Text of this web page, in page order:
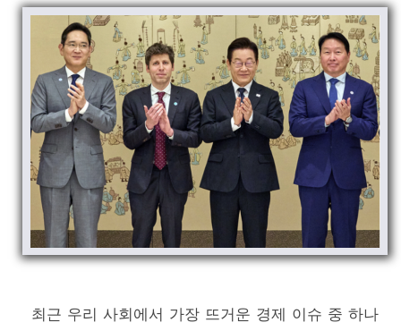
최근 우리 사회에서 가장 뜨거운 경제 이슈 중 하나